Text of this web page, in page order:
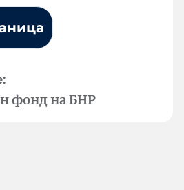
фонд на БНР